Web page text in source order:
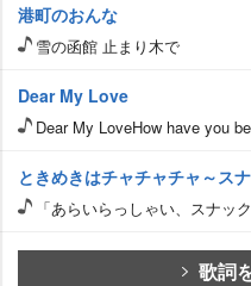
港町のおんな
雪の函館 止まり木で
Dear My Love
Dear My LoveHow have you
ときめきはチャチャチャ～ス
「あらいらっしゃい、スナッ
歌詞